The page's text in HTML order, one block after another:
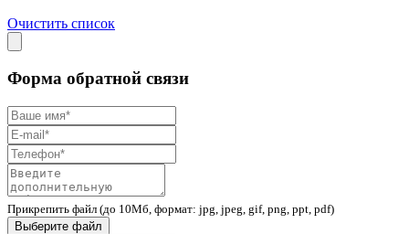
Очистить список
Форма обратной связи
Прикрепить файл (до 10Мб, формат: jpg, jpeg, gif, png, ppt, pdf)
Выберите файл